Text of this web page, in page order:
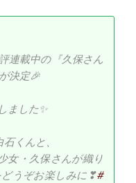
連載中の『久保さん
決定🎉
ました✨
くんと、
女・久保さんが織り
うぞお楽しみに❣#